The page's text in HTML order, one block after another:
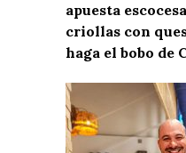
apuesta
criollas con
haga el bobo de